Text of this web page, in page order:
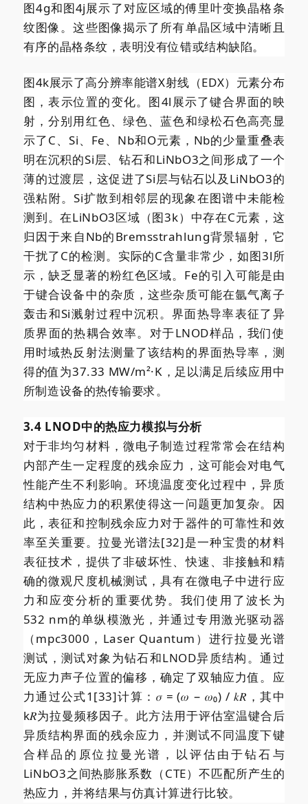
图4g和图4j展示了对应区域的傅里叶变换晶格条
纹图像。这些图像揭示了所有单晶区域中清晰且
有序的晶格条纹，表明没有位错或结构缺陷。
图4k展示了高分辨率能谱X射线（EDX）元素分布
图，表示位置的变化。图4l展示了键合界面的映
射，分别用红色、绿色、蓝色和绿松石色高亮显
示了C、Si、Fe、Nb和O元素，Nb的少量重叠表
明在沉积的Si层、钻石和LiNbO3之间形成了一个
薄的过渡层，这促进了Si层与钻石以及LiNbO3的
强粘附。Si扩散到相邻层的现象在图谱中未能检
测到。在LiNbO3区域（图3k）中存在C元素，这
归因于来自Nb的Bremsstrahlung背景辐射，它
干扰了C的检测。实际的C含量非常少，如图3l所
示，缺乏显著的粉红色区域。Fe的引入可能是由
于键合设备中的杂质，这些杂质可能在氩气离子
轰击和Si溅射过程中沉积。界面热导率表征了异
质界面的热耦合效率。对于LNOD样品，我们使
用时域热反射法测量了该结构的界面热导率，测
得的值为37.33 MW/m²·K，足以满足后续应用中
所制造设备的热传输要求。
3.4 LNOD中的热应力模拟与分析
对于非均匀材料，微电子制造过程常常会在结构
内部产生一定程度的残余应力，这可能会对电气
性能产生不利影响。环境温度变化过程中，异质
结构中热应力的积累使得这一问题更加复杂。因
此，表征和控制残余应力对于器件的可靠性和效
率至关重要。拉曼光谱法[32]是一种宝贵的材料
表征技术，提供了非破坏性、快速、非接触和精
确的微观尺度机械测试，具有在微电子中进行应
力和应变分析的重要优势。我们使用了波长为
532 nm的单纵模激光，并通过专用激光驱动器
（mpc3000，Laser Quantum）进行拉曼光谱
测试，测试对象为钻石和LNOD异质结构。通过
无应力声子位置的偏移，确定了双轴应力值。应
力通过公式1[33]计算：𝜎 = (𝜔 − 𝜔₀) / 𝑘𝑅，其中
k𝑅为拉曼频移因子。此方法用于评估室温键合后
异质结构界面的残余应力，并测试不同温度下键
合样品的原位拉曼光谱，以评估由于钻石与
LiNbO3之间热膨胀系数（CTE）不匹配所产生的
热应力，并将结果与仿真计算进行比较。